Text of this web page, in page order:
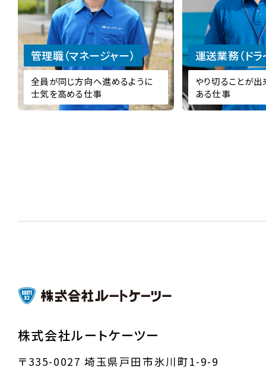
管理職（マネージャー）
全員が同じ方向へ進めるように
士気を高める仕事
運送業務（ドラ
やり切ることが
ある仕事
株式会社ルートケーツー
〒335-0027 埼玉県戸田市氷川町1-9-9